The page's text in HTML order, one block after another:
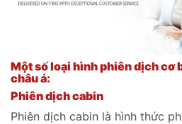
Một số loại hình phiên dịch cơ
châu á:
Phiên dịch cabin
Phiên dịch cabin là hình thức